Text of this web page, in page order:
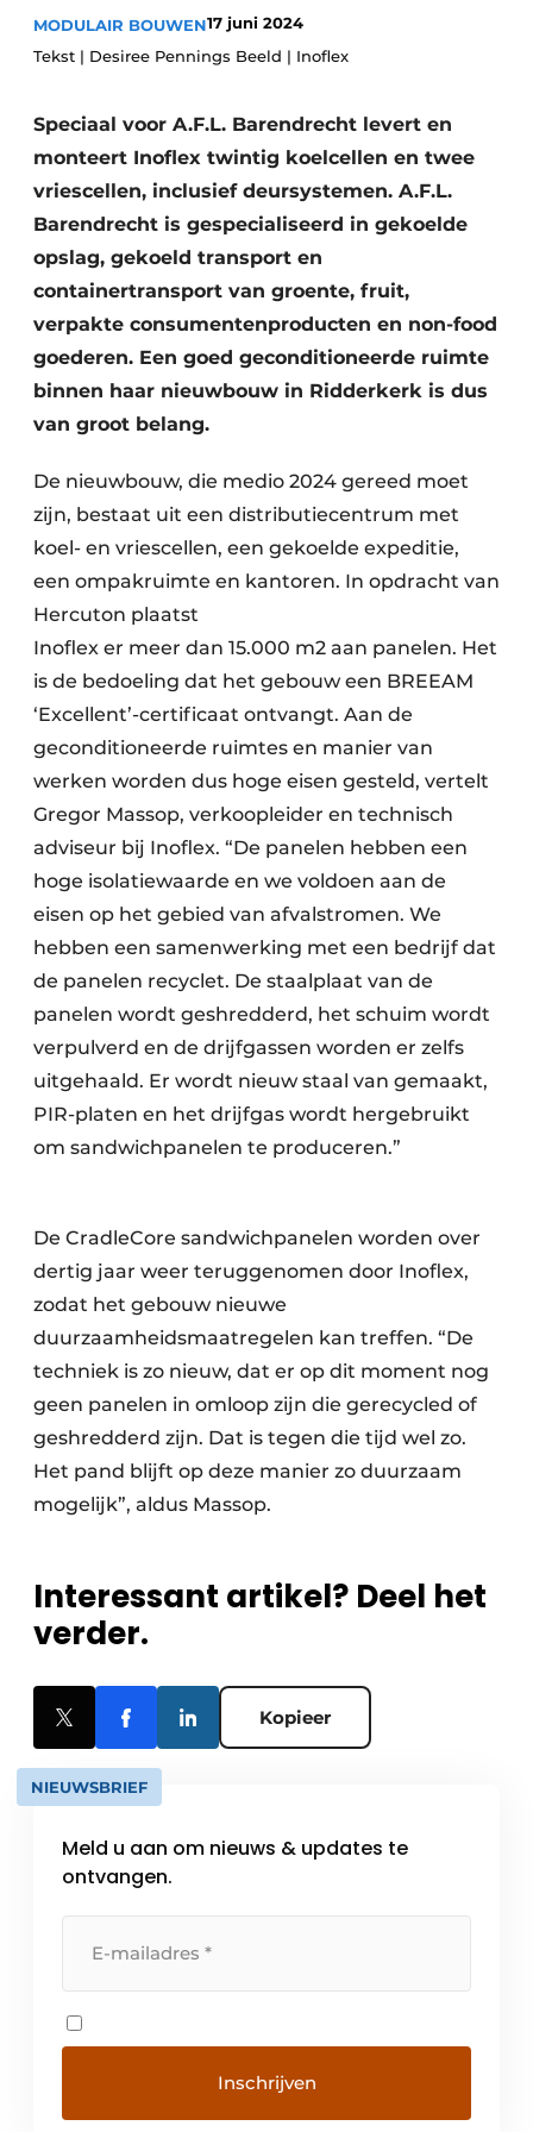
Podcasts
Privacy / Cookie statement
Vacature aanmelden
Vacatures
Video’s
Glas
MODULAIR BOUWEN17 juni 2024
Tekst | Desiree Pennings Beeld | Inoflex
Speciaal voor A.F.L. Barendrecht levert en
monteert Inoflex twintig koelcellen en twee
vriescellen, inclusief deursystemen. A.F.L.
Barendrecht is gespecialiseerd in gekoelde
opslag, gekoeld transport en
containertransport van groente, fruit,
verpakte consumentenproducten en non-food
goederen. Een goed geconditioneerde ruimte
binnen haar nieuwbouw in Ridderkerk is dus
van groot belang.
De nieuwbouw, die medio 2024 gereed moet
zijn, bestaat uit een distributiecentrum met
koel- en vriescellen, een gekoelde expeditie,
een ompakruimte en kantoren. In opdracht van
Hercuton plaatst
Inoflex er meer dan 15.000 m2 aan panelen. Het
is de bedoeling dat het gebouw een BREEAM
‘Excellent’-certificaat ontvangt. Aan de
geconditioneerde ruimtes en manier van
werken worden dus hoge eisen gesteld, vertelt
Gregor Massop, verkoopleider en technisch
adviseur bij Inoflex. “De panelen hebben een
hoge isolatiewaarde en we voldoen aan de
eisen op het gebied van afvalstromen. We
hebben een samenwerking met een bedrijf dat
de panelen recyclet. De staalplaat van de
panelen wordt geshredderd, het schuim wordt
verpulverd en de drijfgassen worden er zelfs
uitgehaald. Er wordt nieuw staal van gemaakt,
PIR-platen en het drijfgas wordt hergebruikt
om sandwichpanelen te produceren.”
De CradleCore sandwichpanelen worden over
dertig jaar weer teruggenomen door Inoflex,
zodat het gebouw nieuwe
duurzaamheidsmaatregelen kan treffen. “De
techniek is zo nieuw, dat er op dit moment nog
geen panelen in omloop zijn die gerecycled of
geshredderd zijn. Dat is tegen die tijd wel zo.
Het pand blijft op deze manier zo duurzaam
mogelijk”, aldus Massop.
Interessant artikel? Deel het
verder.
Kopieer
NIEUWSBRIEF
Meld u aan om nieuws & updates te
ontvangen.